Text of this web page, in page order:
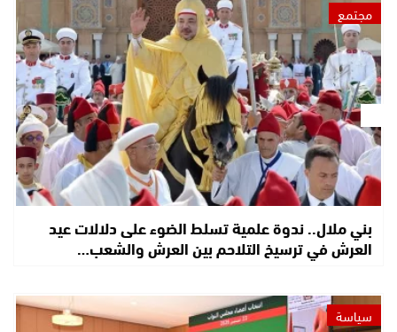
مجتمع
بني ملال.. ندوة علمية تسلط الضوء على دلالات عيد
العرش في ترسيخ التلاحم بين العرش والشعب…
سياسة